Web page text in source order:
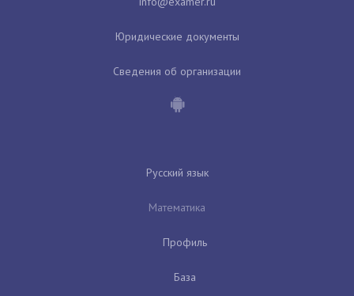
Юридические документы
Сведения об организации
Русский язык
Математика
Профиль
База